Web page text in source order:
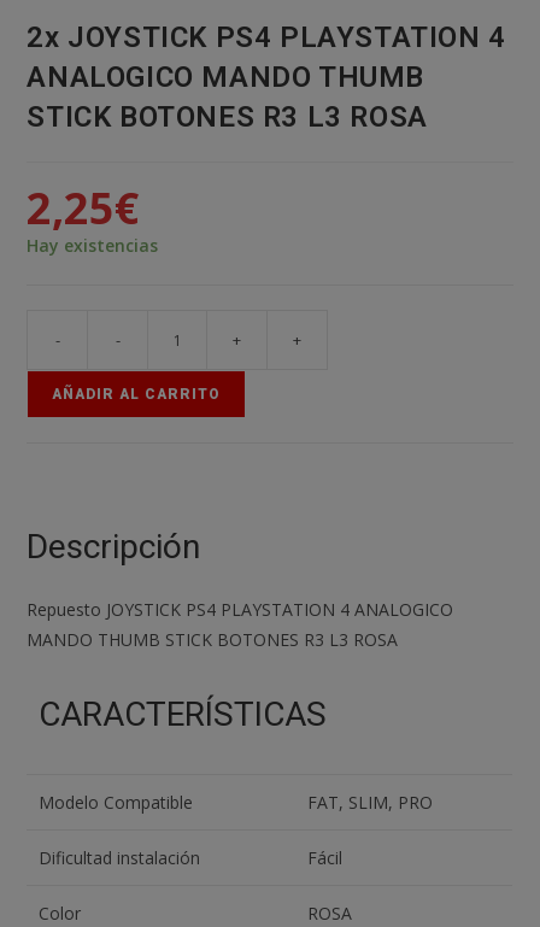
2x JOYSTICK PS4 PLAYSTATION 4
ANALOGICO MANDO THUMB
STICK BOTONES R3 L3 ROSA
2,25€
Hay existencias
- - + +
AÑADIR AL CARRITO
Descripción
Repuesto JOYSTICK PS4 PLAYSTATION 4 ANALOGICO
MANDO THUMB STICK BOTONES R3 L3 ROSA
CARACTERÍSTICAS
Modelo Compatible FAT, SLIM, PRO
Dificultad instalación Fácil
Color ROSA